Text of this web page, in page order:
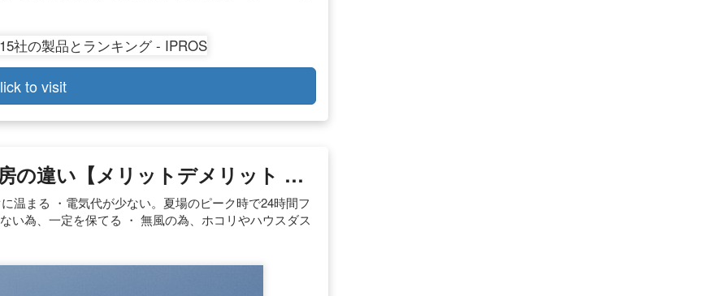
to visit
の違い【メリットデメリット …
温まる ・電気代が少ない。夏場のピーク時で24時間フ
い為、一定を保てる ・ 無風の為、ホコリやハウスダス